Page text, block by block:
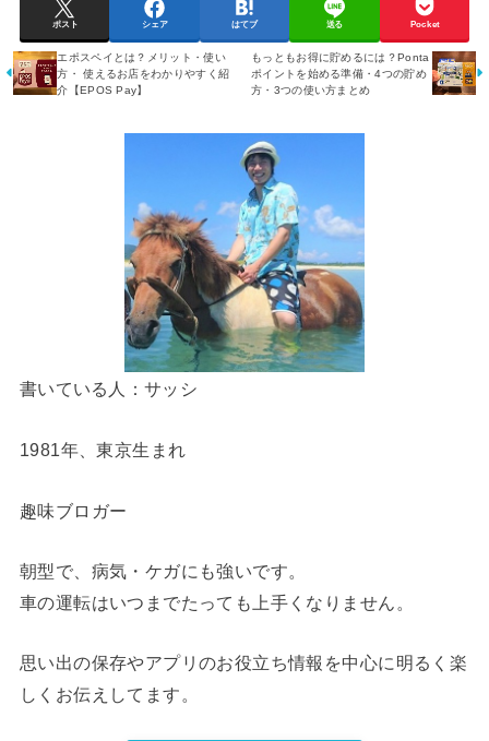
ポスト シェア はてブ 送る Pocket
エポスペイとは？メリット・使い
方・ 使えるお店をわかりやすく紹
介【EPOS Pay】
もっともお得に貯めるには？Ponta
ポイントを始める準備・4つの貯め
方・3つの使い方まとめ
書いている人：サッシ
1981年、東京生まれ
趣味ブロガー
朝型で、病気・ケガにも強いです。
車の運転はいつまでたっても上手くなりません。
思い出の保存やアプリのお役立ち情報を中心に明るく楽
しくお伝えしてます。